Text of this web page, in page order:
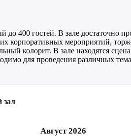
400 гостей. В зале достаточно
корпоративных мероприятий,
колорит. В зале находятся
для проведения различных
зал
Август 2026